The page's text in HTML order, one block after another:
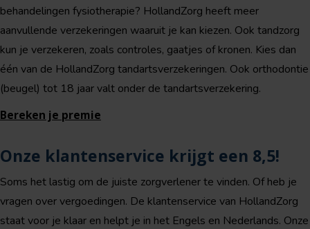
behandelingen fysiotherapie? HollandZorg heeft meer
aanvullende verzekeringen waaruit je kan kiezen. Ook tandzorg
kun je verzekeren, zoals controles, gaatjes of kronen. Kies dan
één van de HollandZorg tandartsverzekeringen. Ook orthodontie
(beugel) tot 18 jaar valt onder de tandartsverzekering.
Bereken je premie
Onze klantenservice krijgt een 8,5!
Soms het lastig om de juiste zorgverlener te vinden. Of heb je
vragen over vergoedingen. De klantenservice van HollandZorg
staat voor je klaar en helpt je in het Engels en Nederlands. Onze